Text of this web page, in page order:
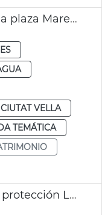
Restaurada fuente río Túria plaza Mare de Déu València
CIUTAT VELLA
TEMÁTICA
València adelanta vallado protección Llotja para Fallas